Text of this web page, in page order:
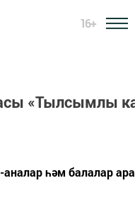
16+
«Тылсымлы
һәм балалар